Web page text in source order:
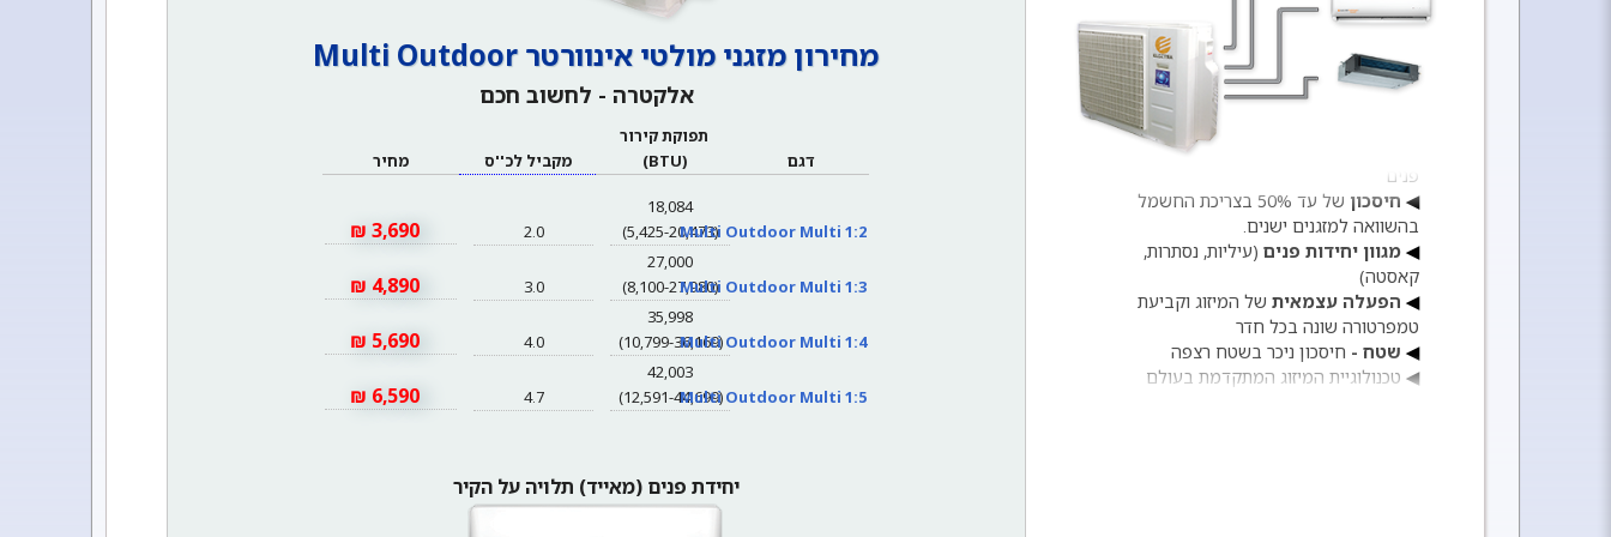
אפשרות חיבור של עד 4 יח'
חיסכון
בהשוואה למזגנים ישנים.
מגוון יחידות פנים(עיליות, נסתרות,
קאסטה)
הפעלה עצמאית
טמפרטורה שונה בכל חדר
שטח -חיסכון ניכר בשטח רצפה
טכנולוגיית המיזוג המתקדמת בעולם
שמירה על טמפרטורה יציבה, ללא גלי
מחירון מזגני מולטי אינוורטר Multi Outdoor
אלקטרה - לחשוב חכם
דגם
תפוקת קירור
(BTU)
מקביל לכ''ס מחיר
Multi Outdoor Multi 1:2
18,084
(5,425-20,473)
2.0
3,690 ₪
Multi Outdoor Multi 1:3
27,000
(8,100-27,980)
3.0
4,890 ₪
Multi Outdoor Multi 1:4
35,998
(10,799-36,169)
4.0
5,690 ₪
Multi Outdoor Multi 1:5
42,003
(12,591-44,699)
4.7
6,590 ₪
יחידת פנים (מאייד) תלויה על הקיר